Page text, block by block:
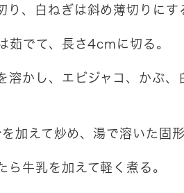
、白ねぎは斜め薄切りにす
茹でて、長さ4cmに切る。
溶かし、エビジャコ、かぶ
加えて炒め、湯で溶いた固形
牛乳を加えて軽く煮る。